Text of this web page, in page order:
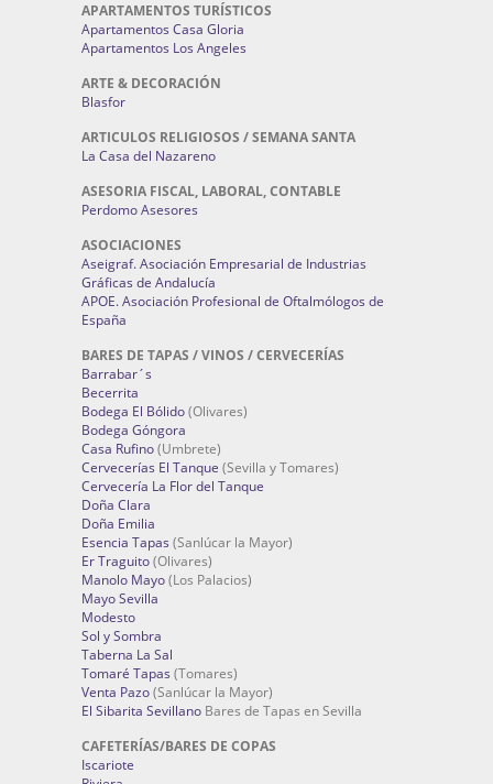
APARTAMENTOS TURÍSTICOS
Apartamentos Casa Gloria
Apartamentos Los Angeles
ARTE & DECORACIÓN
Blasfor
ARTICULOS RELIGIOSOS / SEMANA SANTA
La Casa del Nazareno
ASESORIA FISCAL, LABORAL, CONTABLE
Perdomo Asesores
ASOCIACIONES
Aseigraf. Asociación Empresarial de Industrias
Gráficas de Andalucía
APOE. Asociación Profesional de Oftalmólogos de
España
BARES DE TAPAS / VINOS / CERVECERÍAS
Barrabar´s
Becerrita
Bodega El Bólido(Olivares)
Bodega Góngora
Casa Rufino(Umbrete)
Cervecerías El Tanque (Sevilla y Tomares)
Cervecería La Flor del Tanque
Doña Clara
Doña Emilia
Esencia Tapas (Sanlúcar la Mayor)
Er Traguito(Olivares)
Manolo Mayo(Los Palacios)
Mayo Sevilla
Modesto
Sol y Sombra
Taberna La Sal
Tomaré Tapas (Tomares)
Venta Pazo(Sanlúcar la Mayor)
El Sibarita Sevillano Bares de Tapas en Sevilla
CAFETERÍAS/BARES DE COPAS
Iscariote